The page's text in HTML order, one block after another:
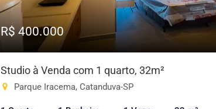
R$ 400.000
Studio à Venda com 1 quarto, 32m²
Parque Iracema, Catanduva-SP